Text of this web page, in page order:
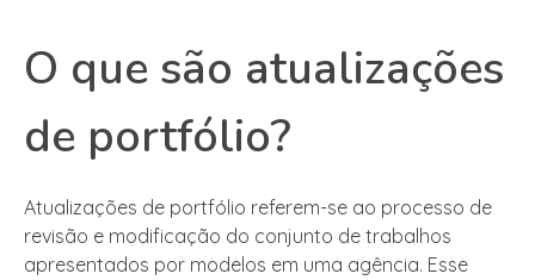
O que são atualizações
de portfólio?
Atualizações de portfólio referem-se ao processo de
revisão e modificação do conjunto de trabalhos
apresentados por modelos em uma agência. Esse